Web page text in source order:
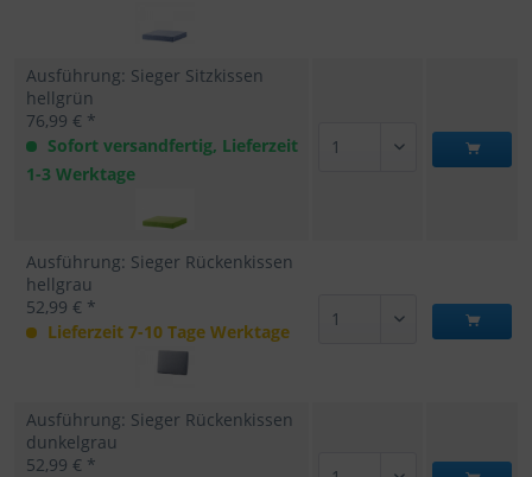
Ausführung: Sieger Sitzkissen
hellgrün
76,99 € *
Sofort versandfertig, Lieferzeit
1-3 Werktage
Ausführung: Sieger Rückenkissen
hellgrau
52,99 € *
Lieferzeit 7-10 Tage Werktage
Ausführung: Sieger Rückenkissen
dunkelgrau
52,99 € *